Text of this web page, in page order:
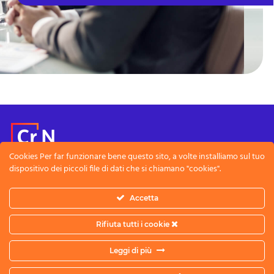
Note Legali Privacy Policy
CreativeNet SRL
Sede legale: Via Boezio 4/C - 00193 Roma - Italy
Partita Iva: 12474711004 - email: info@crnetpartners.com
Cookies Per far funzionare bene questo sito, a volte installiamo sul tuo
dispositivo dei piccoli file di dati che si chiamano "cookies".
Accetta
Rifiuta tutti i cookie
Leggi di più
English Italiano